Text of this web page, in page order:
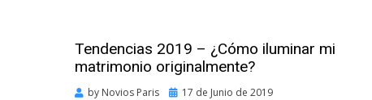
Tendencias 2019 – ¿Cómo iluminar mi
matrimonio originalmente?
by Novios Paris
Posted
17 de Junio de 2019